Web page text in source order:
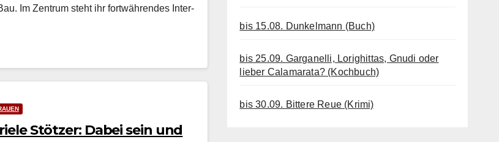
Im Zen­trum ste­ht ihr fortwähren­des Inter­
Stötzer: Dabei sein und
bis 15.08. Dunkelmann (Buch)
bis 25.09. Garganelli, Lorighittas, Gnudi oder
lieber Calamarata? (Kochbuch)
bis 30.09. Bittere Reue (Krimi)